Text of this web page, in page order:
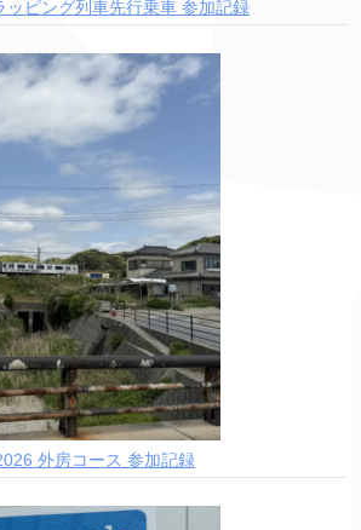
ッピング列車先行乗車 参加記録
外房コース 参加記録